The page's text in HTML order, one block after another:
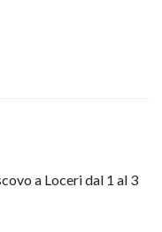
a Loceri dal 1 al 3